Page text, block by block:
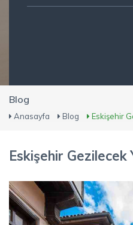
Blog
Anasayfa Blog Eskişehir
Eskişehir Gezilecek